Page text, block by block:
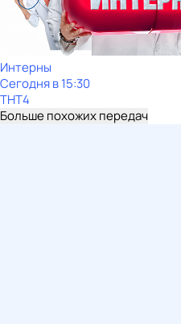
Интерны
Сегодня в 15:30
ТНТ4
Больше похожих передач